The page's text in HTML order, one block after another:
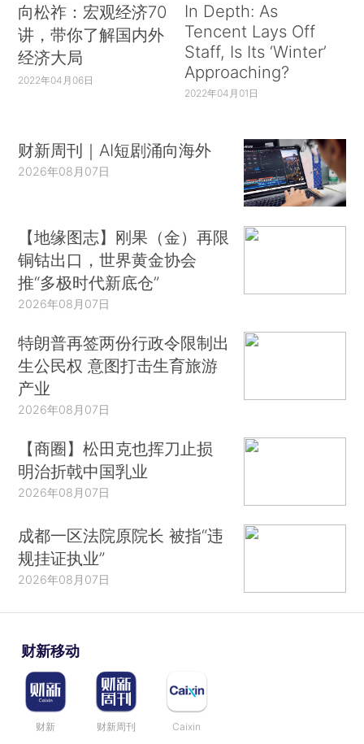
向松祚：宏观经济70
讲，带你了解国内外
经济大局
2022年04月06日
In Depth: As
Tencent Lays Off
Staff, Is Its ‘Winter’
Approaching?
2022年04月01日
财新周刊｜AI短剧涌向海外
2026年08月07日
【地缘图志】刚果（金）再限
铜钴出口，世界黄金协会
推“多极时代新底仓”
2026年08月07日
特朗普再签两份行政令限制出
生公民权 意图打击生育旅游
产业
2026年08月07日
【商圈】松田克也挥刀止损
明治折戟中国乳业
2026年08月07日
成都一区法院原院长 被指“违
规挂证执业”
2026年08月07日
财新移动
财新 财新周刊 Caixin